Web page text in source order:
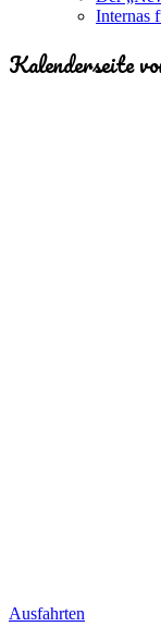
Internas
Kalenderseite
Ausfahrten